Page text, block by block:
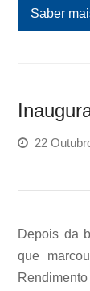
Saber
22
Depois da
que